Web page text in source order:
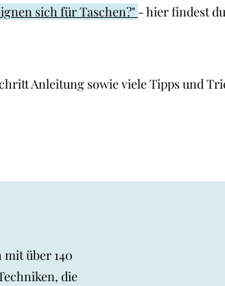
sich für Taschen?" - hier findest
Anleitung sowie viele Tipps und
über 140
die